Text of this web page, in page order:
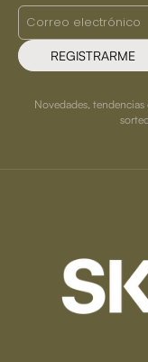
REGISTRARME
Novedades,